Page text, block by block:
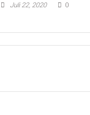
Juli 22, 2020 0